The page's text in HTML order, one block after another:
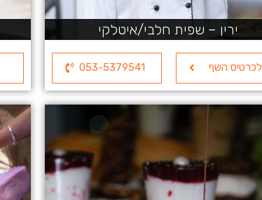
ירין – שפית חלבי/איטלקי
לכרטיס השף 053-5379541